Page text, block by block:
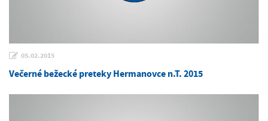
05.02.2015
Večerné bežecké preteky Hermanovce n.T. 2015